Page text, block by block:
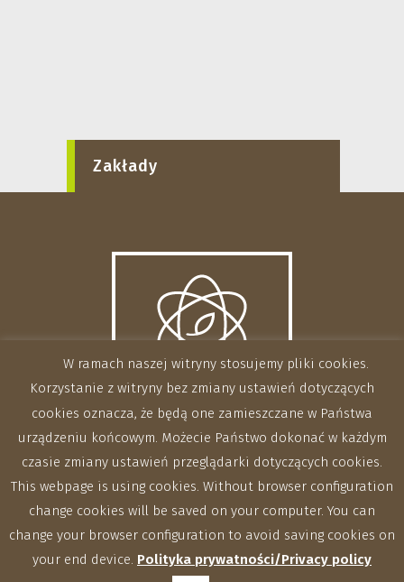
Zakłady
W ramach naszej witryny stosujemy pliki cookies.
Korzystanie z witryny bez zmiany ustawień dotyczących
cookies oznacza, że będą one zamieszczane w Państwa
urządzeniu końcowym. Możecie Państwo dokonać w każdym
czasie zmiany ustawień przeglądarki dotyczących cookies.
This webpage is using cookies. Without browser configuration
change cookies will be saved on your computer. You can
change your browser configuration to avoid saving cookies on
your end device. Polityka prywatności/Privacy policy